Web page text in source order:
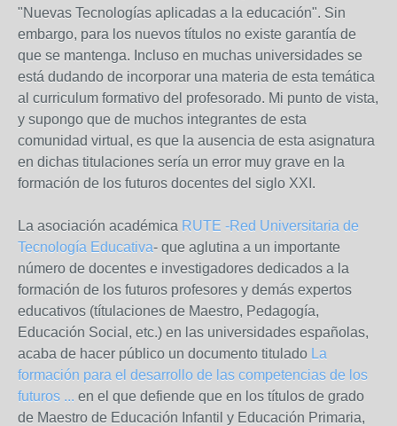
"Nuevas Tecnologías aplicadas a la educación". Sin
embargo, para los nuevos títulos no existe garantía de
que se mantenga. Incluso en muchas universidades se
está dudando de incorporar una materia de esta temática
al curriculum formativo del profesorado. Mi punto de vista,
y supongo que de muchos integrantes de esta
comunidad virtual, es que la ausencia de esta asignatura
en dichas titulaciones sería un error muy grave en la
formación de los futuros docentes del siglo XXI.
La asociación académica RUTE -Red Universitaria de
Tecnología Educativa- que aglutina a un importante
número de docentes e investigadores dedicados a la
formación de los futuros profesores y demás expertos
educativos (títulaciones de Maestro, Pedagogía,
Educación Social, etc.) en las universidades españolas,
acaba de hacer público un documento titulado La
formación para el desarrollo de las competencias de los
futuros ... en el que defiende que en los títulos de grado
de Maestro de Educación Infantil y Educación Primaria,